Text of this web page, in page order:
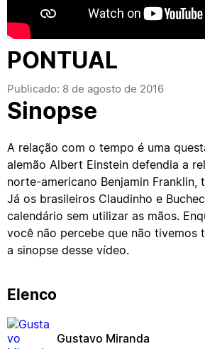
PONTUAL
Publicado: 8 de agosto de 2016
Sinopse
A relação com o tempo é uma
alemão Albert Einstein defendia a
norte-americano Benjamin Franklin,
Já os brasileiros Claudinho e
calendário sem utilizar as mãos.
você não percebe que não tivemos
a sinopse desse vídeo.
Elenco
Gustavo Miranda